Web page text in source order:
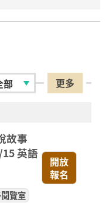
更多
故事
英語
覽室
開放
報名